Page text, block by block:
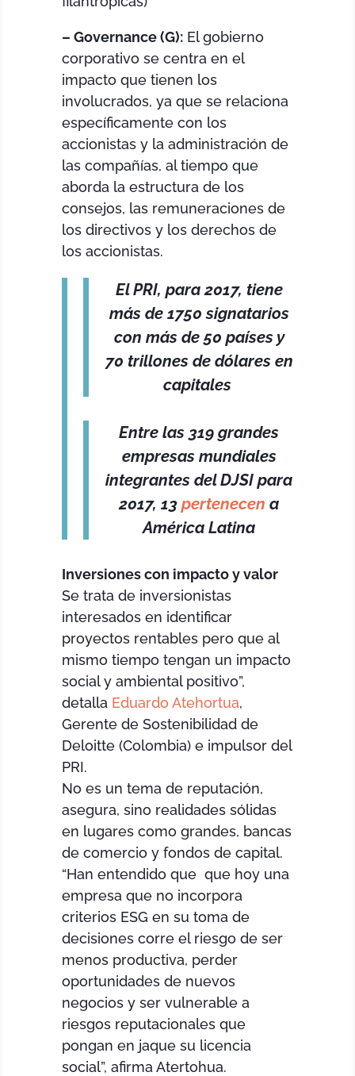
– Governance (G): El gobierno
corporativo se centra en el
impacto que tienen los
involucrados, ya que se relaciona
específicamente con los
accionistas y la administración de
las compañías, al tiempo que
aborda la estructura de los
consejos, las remuneraciones de
los directivos y los derechos de
los accionistas.
El PRI, para 2017, tiene
más de 1750 signatarios
con más de 50 países y
70 trillones de dólares en
capitales
Entre las 319 grandes
empresas mundiales
integrantes del DJSI para
2017, 13 pertenecen a
América Latina
Inversiones con impacto y valor
Se trata de inversionistas
interesados en identificar
proyectos rentables pero que al
mismo tiempo tengan un impacto
social y ambiental positivo”,
detalla Eduardo Atehortua,
Gerente de Sostenibilidad de
Deloitte (Colombia) e impulsor del
PRI.
No es un tema de reputación,
asegura, sino realidades sólidas
en lugares como grandes, bancas
de comercio y fondos de capital.
“Han entendido que que hoy una
empresa que no incorpora
criterios ESG en su toma de
decisiones corre el riesgo de ser
menos productiva, perder
oportunidades de nuevos
negocios y ser vulnerable a
riesgos reputacionales que
pongan en jaque su licencia
social”, afirma Atertohua.